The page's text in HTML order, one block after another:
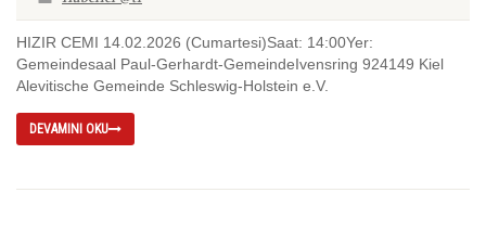
HIZIR CEMI 14.02.2026 (Cumartesi)Saat: 14:00Yer:
Gemeindesaal Paul-Gerhardt-GemeindeIvensring 924149 Kiel
Alevitische Gemeinde Schleswig-Holstein e.V.
DEVAMINI OKU